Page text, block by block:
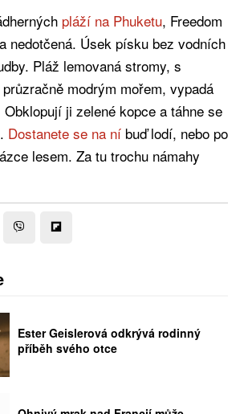
pláží na Phuketu, Freedom
nedotčená. Úsek písku bez vodních
Pláž lemovaná stromy, s
modrým mořem, vypadá
ji zelené kopce a táhne se
Dostanete se na ní buď lodí, nebo po
lesem. Za tu trochu námahy
Ester Geislerová odkrývá rodinný
příběh svého otce